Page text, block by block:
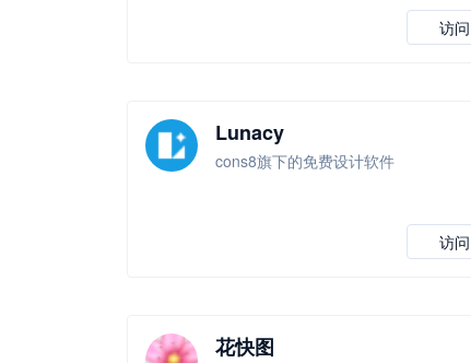
访问
Lunacy
cons8旗下的免费设计软件
访问
花快图